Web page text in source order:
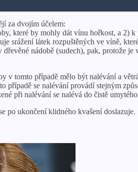
za dvojím účelem:
které by mohly dát vínu hořkost, a 2)
srážení látek rozpuštěných ve víně,
nádobě (sudech), pak, protože
v tomto případě mělo být nalévání a
případě se nalévání provádí stejným
při nalévání se nalévá do čistě
po ukončení klidného kvašení doslazuje.